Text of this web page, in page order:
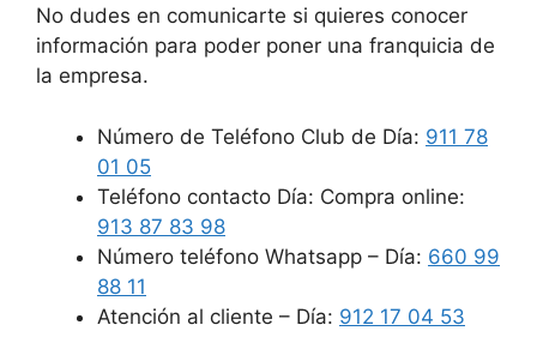
No dudes en comunicarte si quieres conocer
información para poder poner una franquicia de
la empresa.
Número de Teléfono Club de Día: 911 78
01 05
Teléfono contacto Día: Compra online:
913 87 83 98
Número teléfono Whatsapp – Día: 660 99
88 11
Atención al cliente – Día: 912 17 04 53